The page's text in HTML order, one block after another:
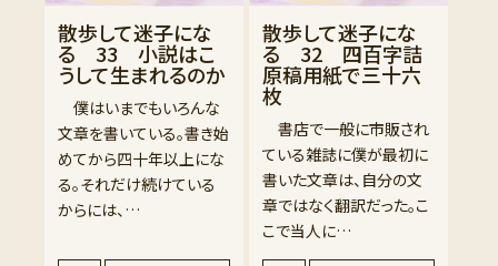
散歩して迷子にな
る 33 小説はこ
うして生まれるのか
僕はいまでもいろんな
文章を書いている。書き始
めてから四十年以上にな
る。それだけ続けている
からには、…
散歩して迷子にな
る 32 四百字詰
原稿用紙で三十六
枚
書店で一般に市販され
ている雑誌に僕が最初に
書いた文章は、自分の文
章ではなく翻訳だった。こ
こで当人に…